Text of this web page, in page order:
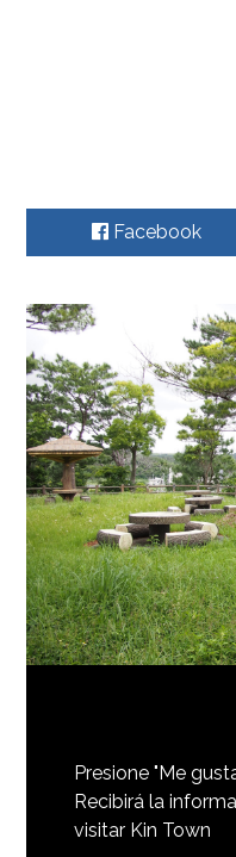
Facebook
Presione "Me
Recibirá la
visitar Kin Town